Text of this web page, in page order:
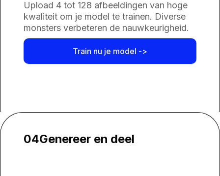
Upload 4 tot 128 afbeeldingen van hoge
kwaliteit om je model te trainen. Diverse
monsters verbeteren de nauwkeurigheid.
Train nu je model ->
04Genereer en deel